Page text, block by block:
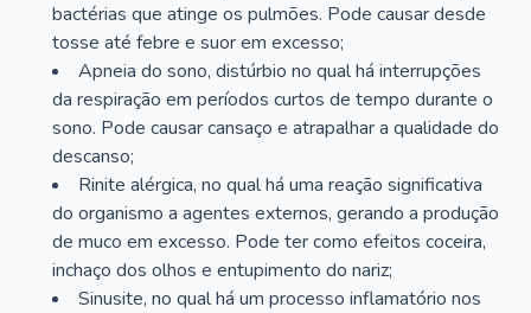
bactérias que atinge os pulmões. Pode causar desde
tosse até febre e suor em excesso;
Apneia do sono, distúrbio no qual há interrupções
da respiração em períodos curtos de tempo durante o
sono. Pode causar cansaço e atrapalhar a qualidade do
descanso;
Rinite alérgica, no qual há uma reação significativa
do organismo a agentes externos, gerando a produção
de muco em excesso. Pode ter como efeitos coceira,
inchaço dos olhos e entupimento do nariz;
Sinusite, no qual há um processo inflamatório nos